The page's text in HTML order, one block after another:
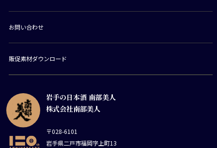
岩手の日本酒 南部美人
株式会社南部美人
〒028-6101
岩手県二戸市福岡字上町13
お問い合わせ
販促素材ダウンロード